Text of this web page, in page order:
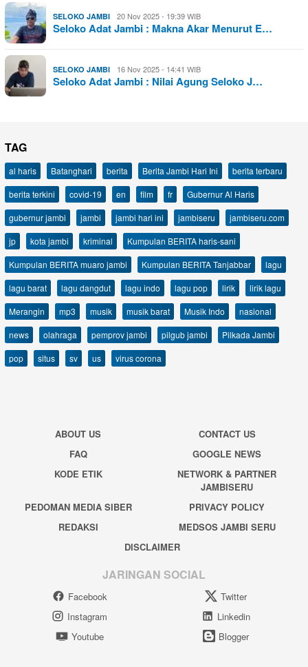
SELOKO JAMBI 20 Nov 2025 - 19:39 WIB
Seloko Adat Jambi : Makna Akar Menurut E…
SELOKO JAMBI 16 Nov 2025 - 14:41 WIB
Seloko Adat Jambi : Nilai Agung Seloko J…
TAG
al haris Batanghari berita Berita Jambi Hari Ini
berita terbaru
berita terkini
covid-19 en film fr
Gubernur Al Haris
gubernur jambi
jambi jambi hari ini jambiseru
jambiseru.com
jp
kota jambi kriminal
Kumpulan BERITA haris-sani
Kumpulan BERITA muaro jambi
Kumpulan BERITA Tanjabbar
lagu
lagu barat
lagu dangdut lagu indo lagu pop lirik
lirik lagu
Merangin
mp3 musik musik barat Musik Indo
nasional
news
olahraga pemprov jambi pilgub jambi
Pilkada Jambi
pop
situs sv us virus corona
ABOUT US
CONTACT US
FAQ
GOOGLE NEWS
KODE ETIK
NETWORK & PARTNER
JAMBISERU
PEDOMAN MEDIA SIBER
PRIVACY POLICY
REDAKSI
MEDSOS JAMBI SERU
DISCLAIMER
JARINGAN SOCIAL
Facebook
Twitter
Instagram
Linkedin
Youtube
Blogger